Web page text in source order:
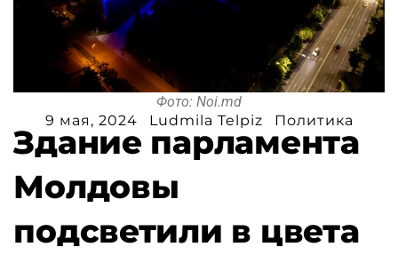
Фото: Noi.md
9 мая, 2024
Ludmila Telpiz Политика
Здание парламента
Молдовы
подсветили в цвета